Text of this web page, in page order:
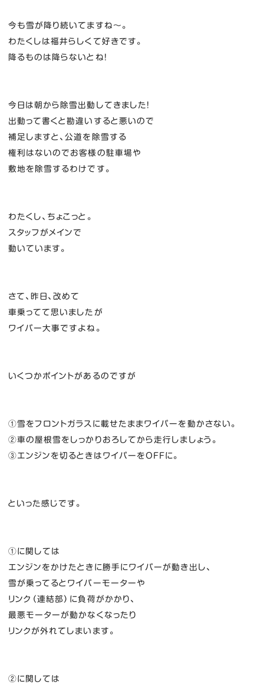
今も雪が降り続いてますね～。
わたくしは福井らしくて好きです。
降るものは降らないとね！
今日は朝から除雪出動してきました！
出動って書くと勘違いすると悪いので
補足しますと、公道を除雪する
権利はないのでお客様の駐車場や
敷地を除雪するわけです。
わたくし、ちょこっと。
スタッフがメインで
動いています。
さて、昨日、改めて
車乗ってて思いましたが
ワイパー大事ですよね。
いくつかポイントがあるのですが
①雪をフロントガラスに載せたままワイパーを動かさない。
②車の屋根雪をしっかりおろしてから走行しましょう。
③エンジンを切るときはワイパーをOFFに。
といった感じです。
①に関しては
エンジンをかけたときに勝手にワイパーが動き出し、
雪が乗ってるとワイパーモーターや
リンク（連結部）に負荷がかかり、
最悪モーターが動かなくなったり
リンクが外れてしまいます。
②に関しては